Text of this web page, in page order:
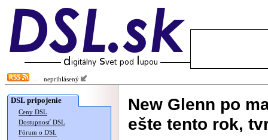
neprihlásený
DSL pripojenie
Ceny DSL
Dostupnosť DSL
Fórum o DSL
New Glenn po
ešte tento rok,